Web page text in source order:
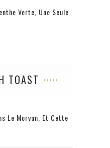
Verte, Une Seule
TOAST
Le Morvan, Et Cette